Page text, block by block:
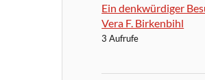
Ein denkwürdiger
Vera F. Birkenbihl
3 Aufrufe